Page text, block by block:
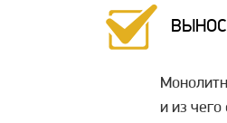
и из